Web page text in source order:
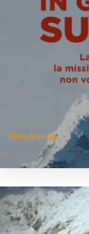
Silvia Malnati
2 Aprile 2014